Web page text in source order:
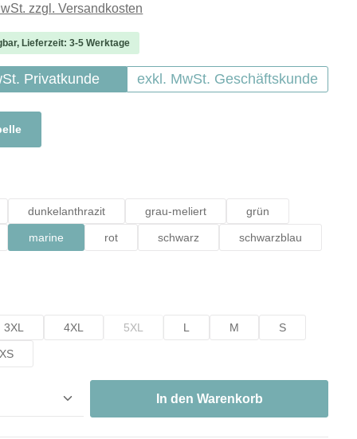
zzgl. Versandkosten
Lieferzeit: 3-5 Werktage
Privatkunde exkl. MwSt. Geschäftskunde
dunkelanthrazit grau-meliert grün
marine rot schwarz schwarzblau
3XL 4XL 5XL L M S
XS
Gib den gewünschten Wert ein oder
In den Warenkorb